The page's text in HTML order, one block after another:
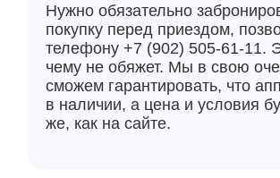
Нужно обязательно
покупку перед приездом,
телефону +7 (902) 505-61-11.
чему не обяжет. Мы в свою
сможем гарантировать, что
в наличии, а цена и условия
же, как на сайте.